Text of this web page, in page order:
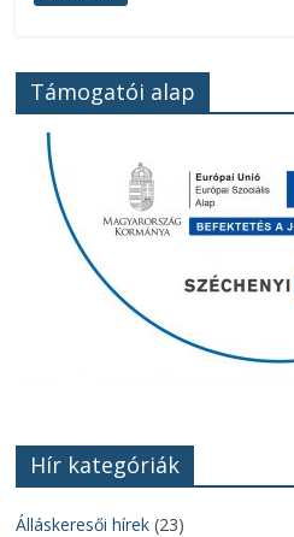
Támogatói alap
Hír kategóriák
Álláskeresői hírek (23)